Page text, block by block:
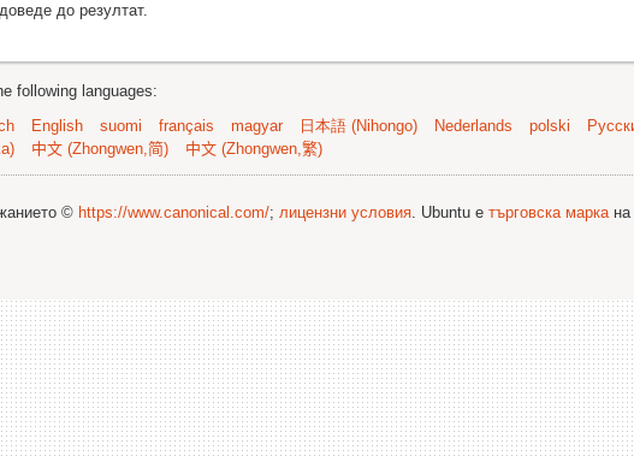
до резултат.
following languages:
English suomi français magyar 日本語 (Nihongo) Nederlands polski
中文 (Zhongwen,简) 中文 (Zhongwen,繁)
© https://www.canonical.com/; лицензни условия. Ubuntu е търговска маркана